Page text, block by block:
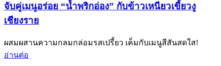
จับคู่เมนูอร่อย “น้ำพริกอ่อง” กับข้าวเหนียวเขี้ยวงู
เชียงราย
ผสมผสานความกลมกล่อมรสเปรี้ยว เค็มกับเมนูสีสันสดใส!
อ่านต่อ